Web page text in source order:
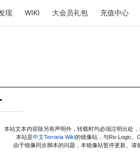
现 WIKI 大会员礼包 充值中心
本站文本内容除另有声明外，转载时均必须注明出处，
本站是中文Terraria Wiki的镜像站，与Re-Logic、
由于镜像同步脚本的问题，本镜像站暂停更新。请